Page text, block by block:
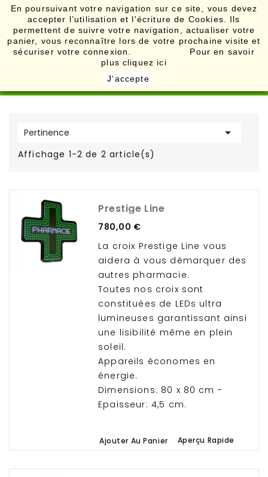
En poursuivant votre navigation sur ce site, vous devez
accepter l’utilisation et l'écriture de Cookies. Ils
permettent de suivre votre navigation, actualiser votre
panier, vous reconnaître lors de votre prochaine visite et
sécuriser votre connexion. Pour en savoir
pluscliquez ici
J'accepte

Pertinence 
Affichage 1-2 de 2 article(s)
Prestige Line
780,00 €Prix
La croix Prestige Line vous
aidera à vous démarquer des
autres pharmacie.
Toutes nos croix sont
constituées de LEDs ultra
lumineuses garantissant ainsi
une lisibilité même en plein
soleil.
Appareils économes en
énergie.
Dimensions: 80 x 80 cm -
Epaisseur: 4,5 cm.
Ajouter Au Panier Aperçu Rapide